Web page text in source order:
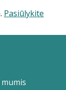
Pasiūlykite